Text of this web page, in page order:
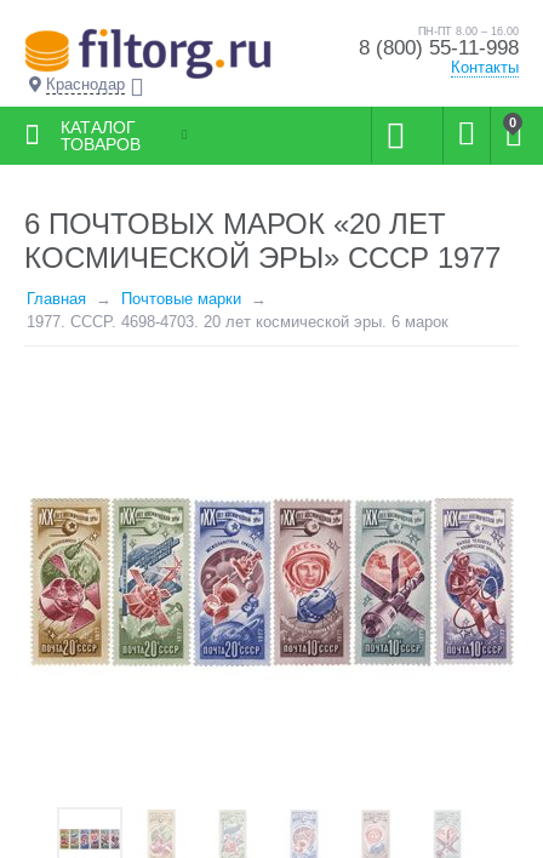
Краснодар
ПН-ПТ 8.00 – 16.00
8 (800) 55-11-998
Контакты
0
КАТАЛОГ
ТОВАРОВ
6 ПОЧТОВЫХ МАРОК «20 ЛЕТ
КОСМИЧЕСКОЙ ЭРЫ» СССР 1977
Главная
Почтовые марки
1977. СССР. 4698-4703. 20 лет космической эры. 6 марок